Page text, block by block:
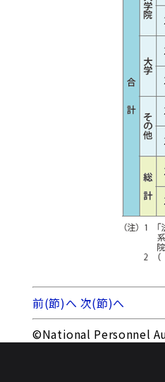
前(節)へ 次(節)へ
©National Personnel